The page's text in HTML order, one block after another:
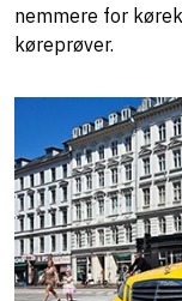
nemmere for
køreprøver.